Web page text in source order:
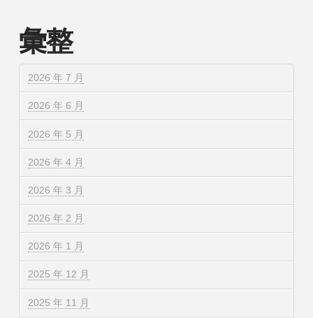
彙整
2026 年 7 月
2026 年 6 月
2026 年 5 月
2026 年 4 月
2026 年 3 月
2026 年 2 月
2026 年 1 月
2025 年 12 月
2025 年 11 月